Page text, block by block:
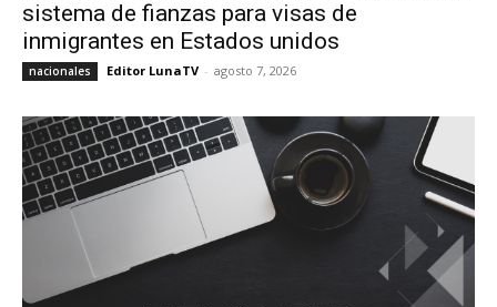
sistema de fianzas para visas de
inmigrantes en Estados unidos
nacionales Editor LunaTV - agosto 7, 2026